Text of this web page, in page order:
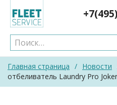
content
+7(495)
Главная страница / Новости
отбеливатель Laundry Pro